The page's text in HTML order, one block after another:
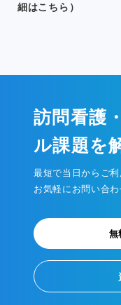
細はこちら）
訪問看護
ル課題を
最短で当日からご利
お気軽にお問い合わ
無